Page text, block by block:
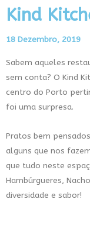
Kind
18 Dezembro, 2019
Sabem aqueles
sem conta? O Kind
centro do Porto
foi uma surpresa.
Pratos bem
alguns que nos
que tudo neste
Hambúrgueres,
diversidade e sabor!